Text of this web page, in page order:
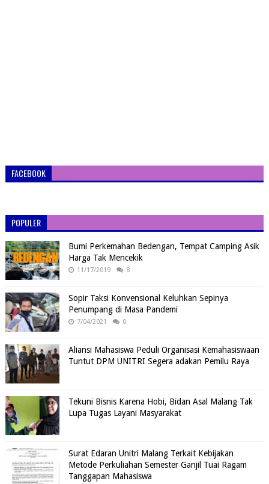
FACEBOOK
POPULER
Bumi Perkemahan Bedengan, Tempat Camping Asik
Harga Tak Mencekik
11/17/2019 8
Sopir Taksi Konvensional Keluhkan Sepinya
Penumpang di Masa Pandemi
7/04/2021 0
Aliansi Mahasiswa Peduli Organisasi Kemahasiswaan
Tuntut DPM UNITRI Segera adakan Pemilu Raya
Tekuni Bisnis Karena Hobi, Bidan Asal Malang Tak
Lupa Tugas Layani Masyarakat
Surat Edaran Unitri Malang Terkait Kebijakan
Metode Perkuliahan Semester Ganjil Tuai Ragam
Tanggapan Mahasiswa